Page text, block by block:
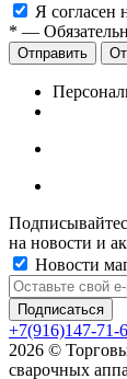
Я согласен
* —
на новости и
Новости
+7(916)147-71-
2026 ©
сварочных